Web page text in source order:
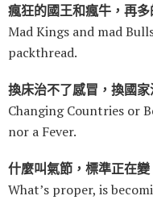
瘋狂的國王和瘋牛，再
Mad Kings and mad
packthread.
換床治不了感冒，換國
Changing Countries or
nor a Fever.
什麼叫氣節，標準正在
What’s proper, is